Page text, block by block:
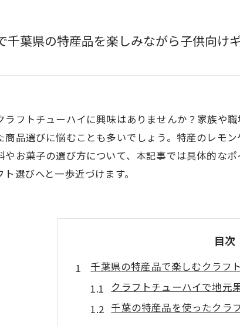
千葉県の特産品を楽しみながら子供向け
ラフトチューハイに興味はありませんか？家族や
品選びに悩むことも多いでしょう。特産のレモ
やお菓子の選び方について、本記事では具体的な
選びへと一歩近づけます。
目次
千葉県の特産品で楽しむクラフ
クラフトチューハイで地元
千葉の特産品を使ったクラ